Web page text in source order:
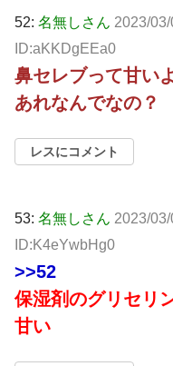
52: 名無しさん 2023/
ID:aKKDgEEa0
鼻セレブって甘い
あれなんでなの？
レスにコメント
53: 名無しさん 2023/
ID:K4eYwbHg0
>>52
保湿剤のグリセリ
甘い